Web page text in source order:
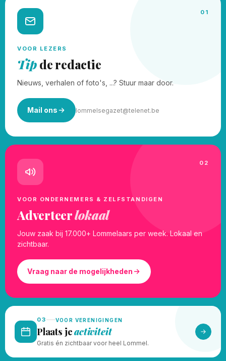
01
VOOR LEZERS
Tipde redactie
Nieuws, verhalen of foto's, ...? Stuur maar door.
Mail ons lommelsegazet@telenet.be
02
VOOR ONDERNEMERS & ZELFSTANDIGEN
Adverteerlokaal
Jouw zaak bij 17.000+ Lommelaars per week. Lokaal en
zichtbaar.
Vraag naar de mogelijkheden
03 VOOR VERENIGINGEN
Plaats jeactiviteit
Gratis én zichtbaar voor heel Lommel.